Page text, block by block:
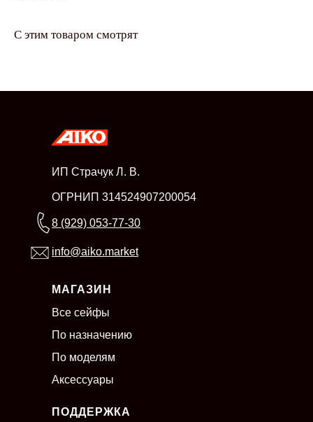
С этим товаром смотрят
МАГАЗИН
Все сейфы
По назначению
По моделям
Аксессуары
ПОДДЕРЖКА
ИП Страчук Л. В.
ОГРНИП 314524907200054
8 (929) 053-77-30
info@aiko.market